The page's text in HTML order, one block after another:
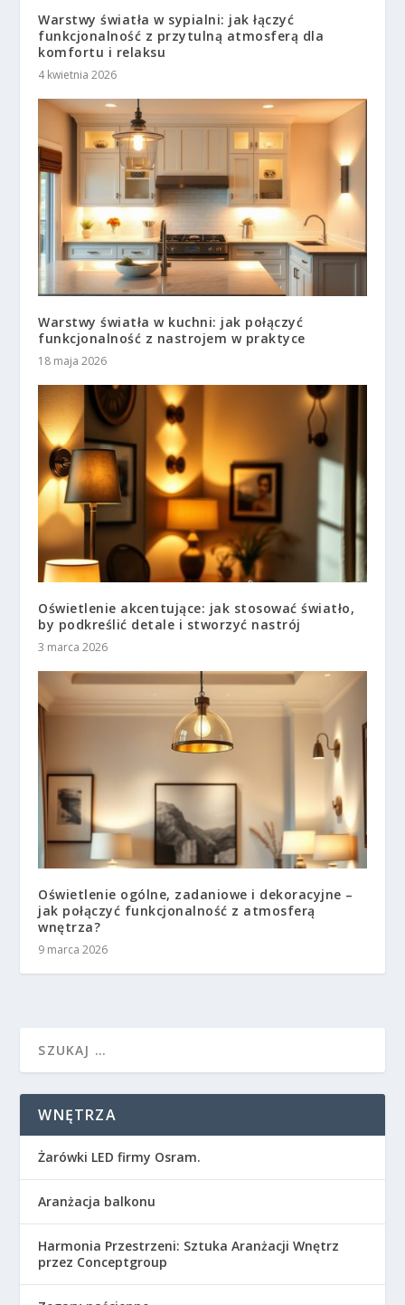
Warstwy światła w sypialni: jak łączyć
funkcjonalność z przytulną atmosferą dla
komfortu i relaksu
4 kwietnia 2026
Warstwy światła w kuchni: jak połączyć
funkcjonalność z nastrojem w praktyce
18 maja 2026
Oświetlenie akcentujące: jak stosować światło,
by podkreślić detale i stworzyć nastrój
3 marca 2026
Oświetlenie ogólne, zadaniowe i dekoracyjne –
jak połączyć funkcjonalność z atmosferą
wnętrza?
9 marca 2026
WNĘTRZA
Żarówki LED firmy Osram.
Aranżacja balkonu
Harmonia Przestrzeni: Sztuka Aranżacji Wnętrz
przez Conceptgroup